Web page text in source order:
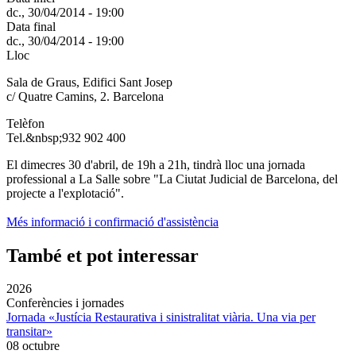
dc., 30/04/2014 - 19:00
Data final
dc., 30/04/2014 - 19:00
Lloc
Sala de Graus, Edifici Sant Josep
c/ Quatre Camins, 2. Barcelona
Telèfon
Tel.&nbsp;932 902 400
El dimecres 30 d'abril, de 19h a 21h, tindrà lloc una jornada
professional a La Salle sobre "La Ciutat Judicial de Barcelona, del
projecte a l'explotació".
Més informació i confirmació d'assistència
També et pot interessar
2026
Conferències i jornades
Jornada «Justícia Restaurativa i sinistralitat viària. Una via per
transitar»
08 octubre